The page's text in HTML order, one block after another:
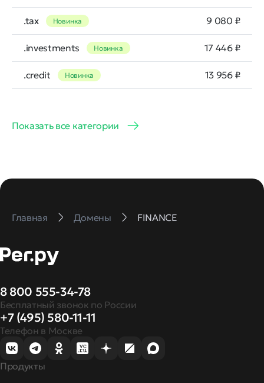
.tax Новинка 9 080 ₽
.investments Новинка 17 446 ₽
.credit Новинка 13 956 ₽
Показать все категории
Главная Домены FINANCE
8 800 555-34-78
Бесплатный звонок по России
+7 (495) 580-11-11
Телефон в Москве
Продукты